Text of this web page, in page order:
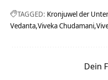
TAGGED: Kronjuwel der
Vedanta Viveka Chudamani
Dein